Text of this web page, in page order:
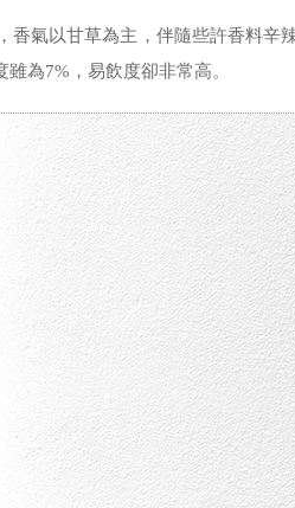
氣以甘草為主，伴隨些許香料辛
為7%，易飲度卻非常高。